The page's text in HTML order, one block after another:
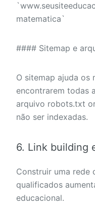
matematica`
#### Sitemap e
O sitemap ajuda os
encontrarem todas
arquivo robots.txt
não ser indexadas.
6. Link building
Construir uma rede
qualificados
educacional.